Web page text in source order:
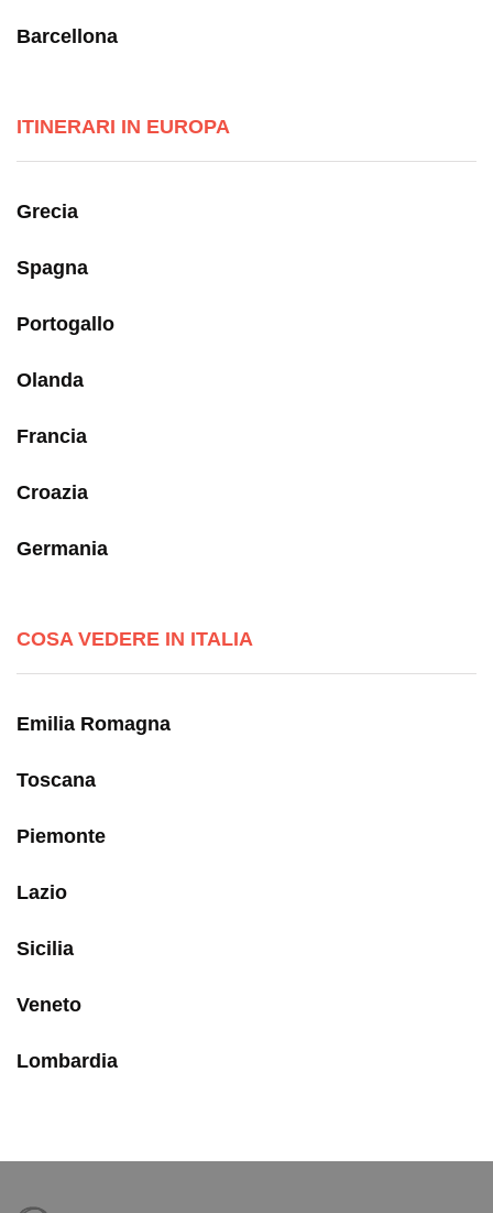
Barcellona
ITINERARI IN EUROPA
Grecia
Spagna
Portogallo
Olanda
Francia
Croazia
Germania
COSA VEDERE IN ITALIA
Emilia Romagna
Toscana
Piemonte
Lazio
Sicilia
Veneto
Lombardia